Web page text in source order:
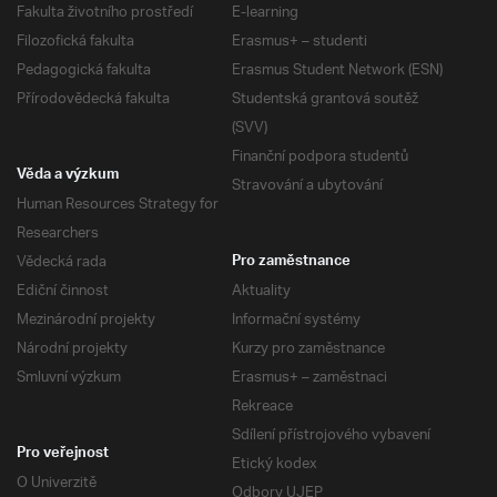
Fakulta životního prostředí
Filozofická fakulta
Pedagogická fakulta
Přírodovědecká fakulta
E-learning
Erasmus+ – studenti
Erasmus Student Network (ESN)
Studentská grantová soutěž
(SVV)
Finanční podpora studentů
Stravování a ubytování
Věda a výzkum
Human Resources Strategy for
Researchers
Vědecká rada
Ediční činnost
Mezinárodní projekty
Národní projekty
Smluvní výzkum
Pro zaměstnance
Aktuality
Informační systémy
Kurzy pro zaměstnance
Erasmus+ – zaměstnaci
Rekreace
Sdílení přístrojového vybavení
Etický kodex
Pro veřejnost
O Univerzitě